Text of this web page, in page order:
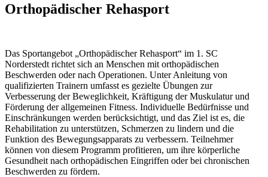
Orthopädischer Rehasport
Das Sportangebot „Orthopädischer Rehasport“ im 1. SC
Norderstedt richtet sich an Menschen mit orthopädischen
Beschwerden oder nach Operationen. Unter Anleitung von
qualifizierten Trainern umfasst es gezielte Übungen zur
Verbesserung der Beweglichkeit, Kräftigung der Muskulatur und
Förderung der allgemeinen Fitness. Individuelle Bedürfnisse und
Einschränkungen werden berücksichtigt, und das Ziel ist es, die
Rehabilitation zu unterstützen, Schmerzen zu lindern und die
Funktion des Bewegungsapparats zu verbessern. Teilnehmer
können von diesem Programm profitieren, um ihre körperliche
Gesundheit nach orthopädischen Eingriffen oder bei chronischen
Beschwerden zu fördern.